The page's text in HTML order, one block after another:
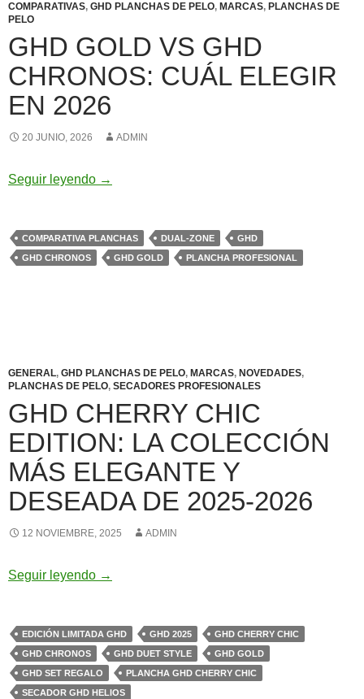
COMPARATIVAS, GHD PLANCHAS DE PELO, MARCAS, PLANCHAS DE
PELO
GHD GOLD VS GHD
CHRONOS: CUÁL ELEGIR
EN 2026
20 JUNIO, 2026 ADMIN
Seguir leyendo GHD Gold vs GHD Chronos: cuál elegir en
→
COMPARATIVA PLANCHAS DUAL-ZONE
GHD
GHD CHRONOS
GHD GOLD PLANCHA PROFESIONAL
GENERAL, GHD PLANCHAS DE PELO, MARCAS, NOVEDADES,
PLANCHAS DE PELO, SECADORES PROFESIONALES
GHD CHERRY CHIC
EDITION: LA COLECCIÓN
MÁS ELEGANTE Y
DESEADA DE 2025-2026
12 NOVIEMBRE, 2025 ADMIN
Seguir leyendo GHD Cherry Chic Edition: la colección más
→
EDICIÓN LIMITADA GHD GHD 2025
GHD CHERRY CHIC
GHD CHRONOS
GHD DUET STYLE
GHD GOLD
GHD SET REGALO
PLANCHA GHD CHERRY CHIC
SECADOR GHD HELIOS